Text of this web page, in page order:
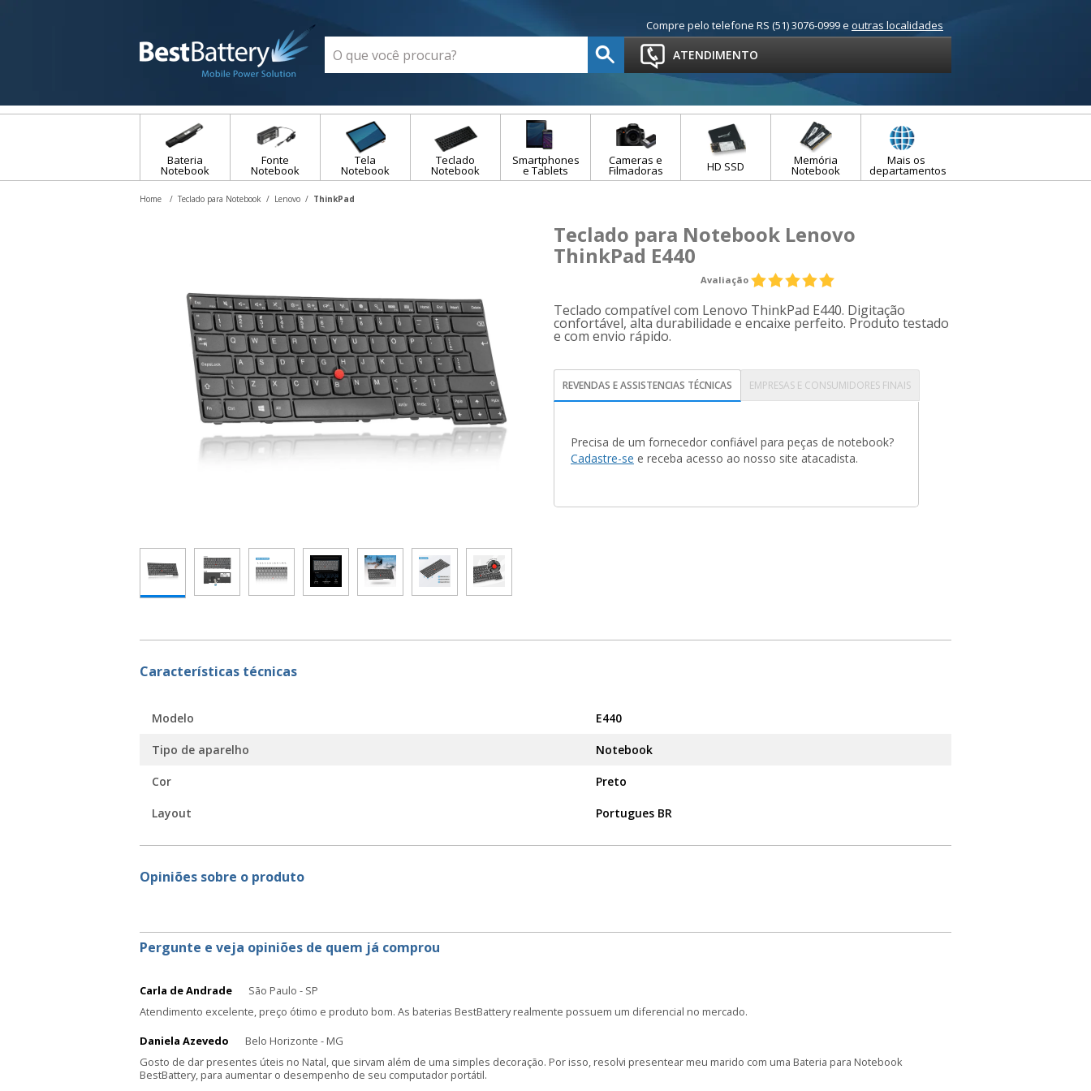
Compre pelo telefone RS (51) 3076-0999 e outras localidades
ATENDIMENTO
Bateria
Notebook
Fonte
Notebook
Tela
Notebook
Teclado
Notebook
Smartphones
e Tablets
Cameras e
Filmadoras HD SSD Memória
Notebook
Mais os
departamentos
Teclado para Notebook Lenovo ThinkPad
Teclado para Notebook Lenovo
ThinkPad E440
Avaliação
Teclado compatível com Lenovo ThinkPad E440. Digitação
confortável, alta durabilidade e encaixe perfeito. Produto testado
e com envio rápido.
REVENDAS E ASSISTENCIAS TÉCNICAS
Precisa de um fornecedor confiável para peças de notebook?
Cadastre-se e receba acesso ao nosso site atacadista.
EMPRESAS E CONSUMIDORES FINAIS
Características técnicas
Modelo E440
Tipo de aparelho Notebook
Cor Preto
Layout Portugues BR
Opiniões sobre o produto
Pergunte e veja opiniões de quem já comprou
Carla de Andrade
São Paulo - SP
Atendimento excelente, preço ótimo e produto bom. As baterias BestBattery realmente possuem um diferencial no mercado.
Daniela Azevedo
Belo Horizonte - MG
Gosto de dar presentes úteis no Natal, que sirvam além de uma simples decoração. Por isso, resolvi presentear meu marido com uma Bateria para Notebook
BestBattery, para aumentar o desempenho de seu computador portátil.